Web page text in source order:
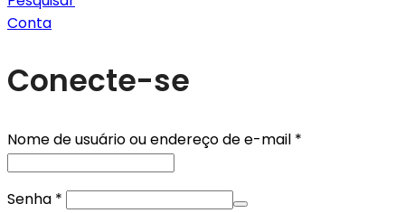
Conta
Conecte-se
Nome de usuário ou endereço de e-mail *
Senha * Obrigatório